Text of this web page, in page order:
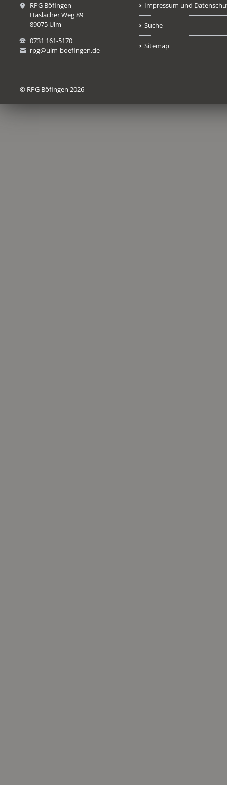
RPG Böfingen
Haslacher Weg 89
89075 Ulm
0731 161-5170
rpg@ulm-boefingen.de
Impressum und
Suche
Sitemap
© RPG Böfingen 2026